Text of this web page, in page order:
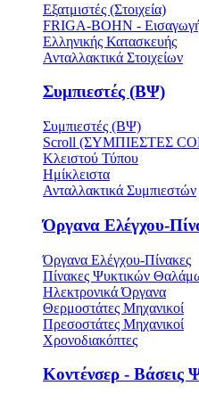
Εξατμιστές (Στοιχεία)
FRIGA-BOHN -
Ελληνικής Κατασκευής
Ανταλλακτικά Στοιχείων
Συμπιεστές (ΒΨ)
Συμπιεστές (ΒΨ)
Scroll (ΣΥΜΠΙΕΣΤΕΣ
Κλειστού Τύπου
Ημίκλειστα
Ανταλλακτικά Συμπιεστών
Όργανα Ελέγχου-
Όργανα Ελέγχου-Πίνακες
Πίνακες Ψυκτικών
Ηλεκτρονικά Όργανα
Θερμοστάτες Μηχανικοί
Πρεσοστάτες Μηχανικοί
Χρονοδιακόπτες
Κοντένσερ -